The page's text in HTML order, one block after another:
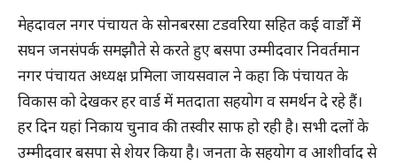
मेहदावल नगर पंचायत के सोनबरसा टडवरिया सहित कई वार्डों में
सघन जनसंपर्क समझौते से करते हुए बसपा उम्मीदवार निवर्तमान
नगर पंचायत अध्यक्ष प्रमिला जायसवाल ने कहा कि पंचायत के
विकास को देखकर हर वार्ड में मतदाता सहयोग व समर्थन दे रहे हैं।
हर दिन यहां निकाय चुनाव की तस्वीर साफ हो रही है। सभी दलों के
उम्मीदवार बसपा से शेयर किया है। जनता के सहयोग व आशीर्वाद से